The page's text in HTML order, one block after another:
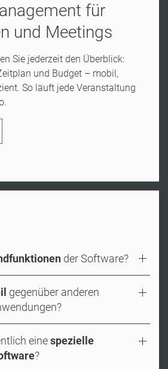
für
und Meetings
Sie jederzeit den Überblick:
und Budget – mobil,
So läuft jede Veranstaltung
der Software?
gegenüber anderen
einespezielle
?